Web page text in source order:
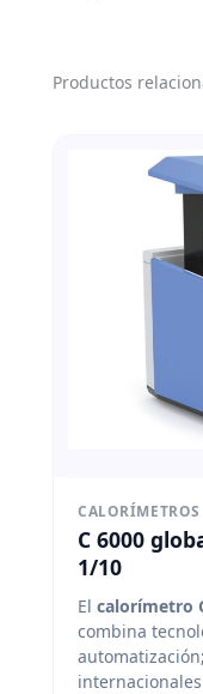
Productos
CALORÍMETROS
C 6000
1/10
El calorímetro
combina
internacionales